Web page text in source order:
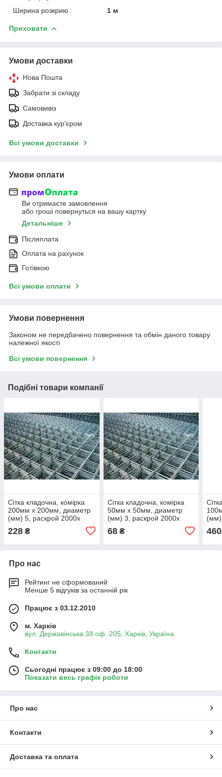
Ширина розкрию
1 м
Приховати
Умови доставки
Нова Пошта
Забрати зі складу
Самовивіз
Доставка кур'єром
Всі умови доставки
Умови оплати
Ви отримаєте замовлення
або гроші повернуться на вашу картку
Детальніше
Післяплата
Оплата на рахунок
Готівкою
Всі умови оплати
Умови повернення
Законом не передбачено повернення та обмін даного товару
належної якості
Всі умови повернення
Подібні товари компанії
Сітка кладочна, комірка
200мм х 200мм, диаметр
(мм) 5, раскрой 2000х
228 ₴
Сітка кладочна, комірка
50мм х 50мм, диаметр
(мм) 3, раскрой 2000х
68₴
(мм)
460
Про нас
Рейтинг не сформований
Менше 5 відгуків за останній рік
Працює з 03.12.2010
м. Харків
вул. Державінська 38 оф. 205, Харків, Україна
Контакти
Сьогодні працює з 09:00 до 18:00
Показати весь графік роботи
Про нас
Контакти
Доставка та оплата